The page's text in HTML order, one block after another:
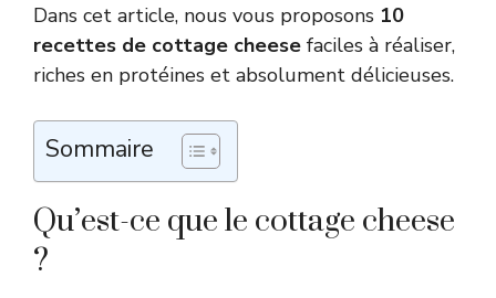
Dans cet article, nous vous proposons 10
recettes de cottage cheese faciles à réaliser,
riches en protéines et absolument délicieuses.
Sommaire
Qu’est-ce que le cottage cheese
?